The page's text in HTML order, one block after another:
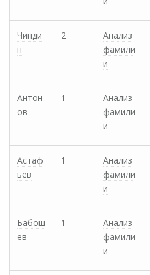
Чинди
н
2
Анализ
фамили
и
Антон
ов
1
Анализ
фамили
и
Астаф
ьев
1
Анализ
фамили
и
Бабош
ев
1
Анализ
фамили
и